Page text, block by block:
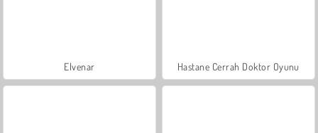
Elvenar Hastane Cerrah Doktor Oyunu